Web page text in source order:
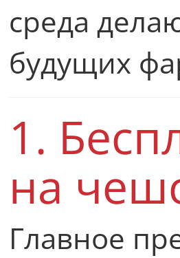
среда
будущих
1.
на
Главное